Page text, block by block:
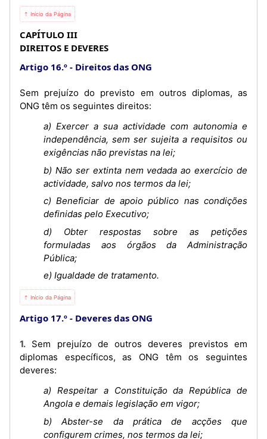
⇡ Início da Página
CAPÍTULO III
DIREITOS E DEVERES
Artigo 16.º
Direitos das ONG
Sem prejuízo do previsto em outros diplomas, as
ONG têm os seguintes direitos:
a) Exercer a sua actividade com autonomia e
independência, sem ser sujeita a requisitos ou
exigências não previstas na lei;
b) Não ser extinta nem vedada ao exercício de
actividade, salvo nos termos da lei;
c) Beneficiar de apoio público nas condições
definidas pelo Executivo;
d) Obter respostas sobre as petições
formuladas aos órgãos da Administração
Pública;
e) Igualdade de tratamento.
⇡ Início da Página
Artigo 17.º Deveres das ONG
1. Sem prejuízo de outros deveres previstos em
diplomas específicos, as ONG têm os seguintes
deveres:
a) Respeitar a Constituição da República de
Angola e demais legislação em vigor;
b) Abster-se da prática de acções que
configurem crimes, nos termos da lei;